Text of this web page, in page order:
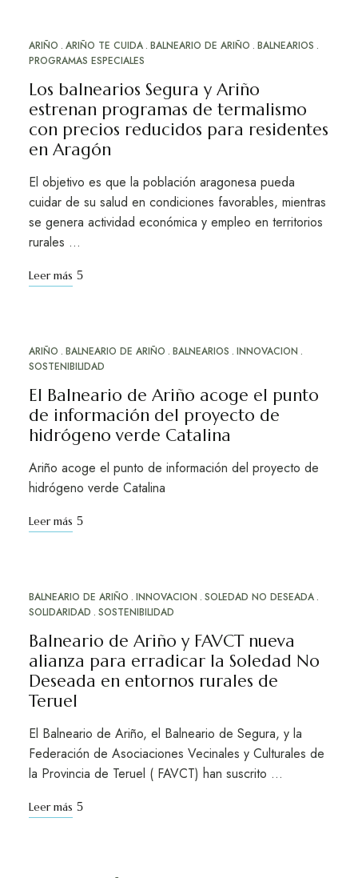
SEP
16
ARIÑO ARIÑO TE CUIDA BALNEARIO DE ARIÑO BALNEARIOS
PROGRAMAS ESPECIALES
Los balnearios Segura y Ariño
estrenan programas de termalismo
con precios reducidos para residentes
en Aragón
El objetivo es que la población aragonesa pueda
cuidar de su salud en condiciones favorables, mientras
se genera actividad económica y empleo en territorios
rurales …
Leer más
MAY
21
ARIÑO BALNEARIO DE ARIÑO BALNEARIOS INNOVACION
SOSTENIBILIDAD
El Balneario de Ariño acoge el punto
de información del proyecto de
hidrógeno verde Catalina
Ariño acoge el punto de información del proyecto de
hidrógeno verde Catalina
Leer más
DIC
20
BALNEARIO DE ARIÑO INNOVACION SOLEDAD NO DESEADA
SOLIDARIDAD SOSTENIBILIDAD
Balneario de Ariño y FAVCT nueva
alianza para erradicar la Soledad No
Deseada en entornos rurales de
Teruel
El Balneario de Ariño, el Balneario de Segura, y la
Federación de Asociaciones Vecinales y Culturales de
la Provincia de Teruel ( FAVCT) han suscrito …
Leer más